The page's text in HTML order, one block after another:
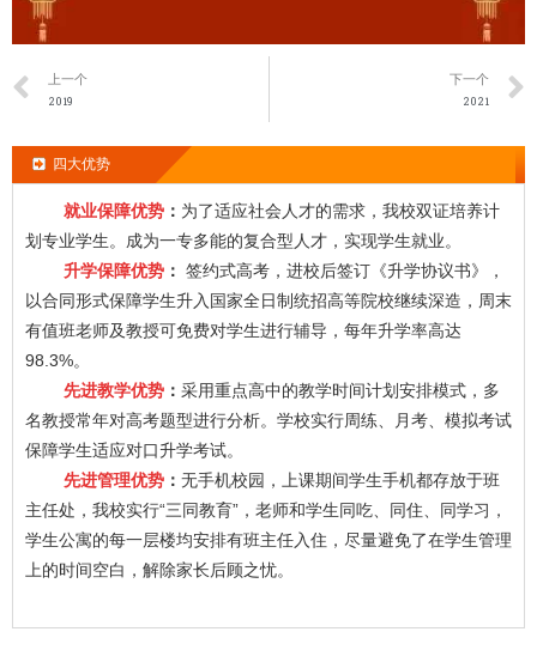
上一个
2019
下一个
2021
四大优势
就业保障优势 ： 为了适应社会人才的需求，我校双证培养计
划专业学生。成为一专多能的复合型人才，实现学生就业。
升学保障优势 ： 签约式高考，进校后签订《升学协议书》，
以合同形式保障学生升入国家全日制统招高等院校继续深造，周末
有值班老师及教授可免费对学生进行辅导，每年升学率高达
98.3%。
先进教学优势 ： 采用重点高中的教学时间计划安排模式，多
名教授常年对高考题型进行分析。学校实行周练、月考、模拟考试
保障学生适应对口升学考试。
先进管理优势 ： 无手机校园，上课期间学生手机都存放于班
主任处，我校实行“三同教育”，老师和学生同吃、同住、同学习，
学生公寓的每一层楼均安排有班主任入住，尽量避免了在学生管理
上的时间空白，解除家长后顾之忧。